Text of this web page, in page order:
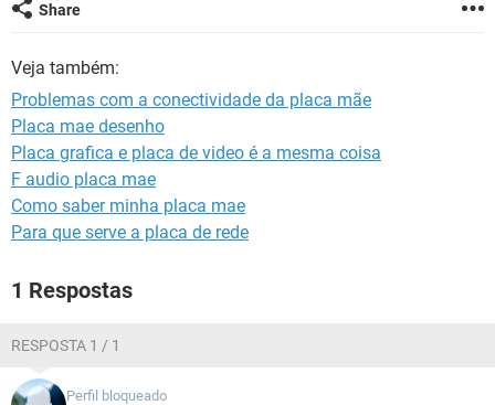
Share
Veja também:
Problemas com a conectividade da placa mãe
Placa mae desenho
Placa grafica e placa de video é a mesma coisa
F audio placa mae
Como saber minha placa mae
Para que serve a placa de rede
1 Respostas
RESPOSTA 1 / 1
Perfil bloqueado